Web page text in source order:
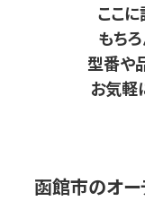
ここ
もち
型番や
お気軽
函館市のオー